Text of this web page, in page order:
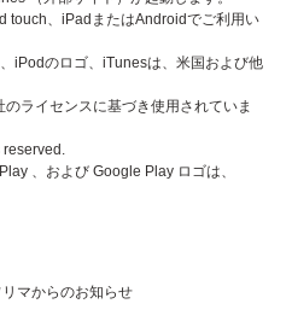
touch、iPadまたはAndroidでご利用い
iPodのロゴ、iTunesは、米国および他
ライセンスに基づき使用されていま
reserved.
、および Google Play ロゴは、
マからのお知らせ